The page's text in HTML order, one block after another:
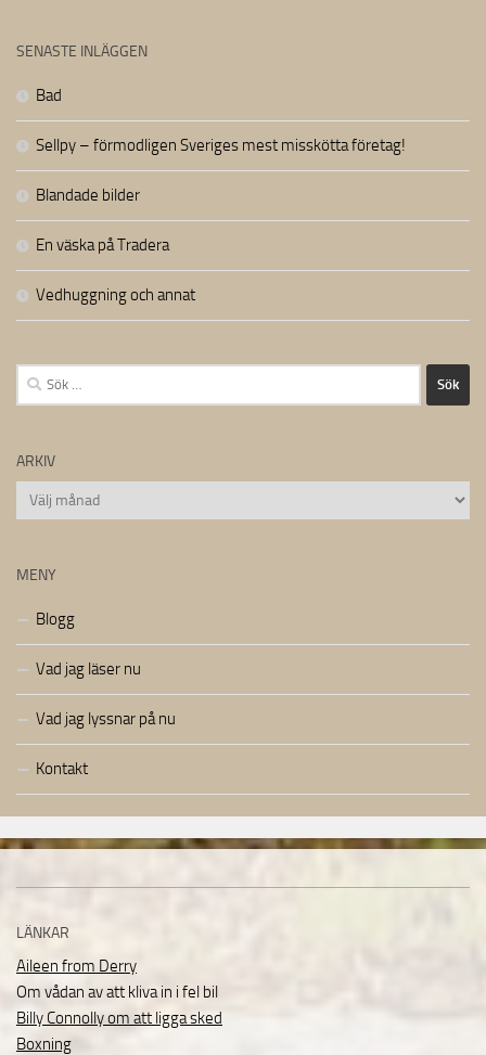
SENASTE INLÄGGEN
Bad
Sellpy – förmodligen Sveriges mest misskötta företag!
Blandade bilder
En väska på Tradera
Vedhuggning och annat
Sök
efter:
ARKIV
Arkiv
MENY
Blogg
Vad jag läser nu
Vad jag lyssnar på nu
Kontakt
LÄNKAR
Aileen from Derry
Om vådan av att kliva in i fel bil
Billy Connolly om att ligga sked
Boxning